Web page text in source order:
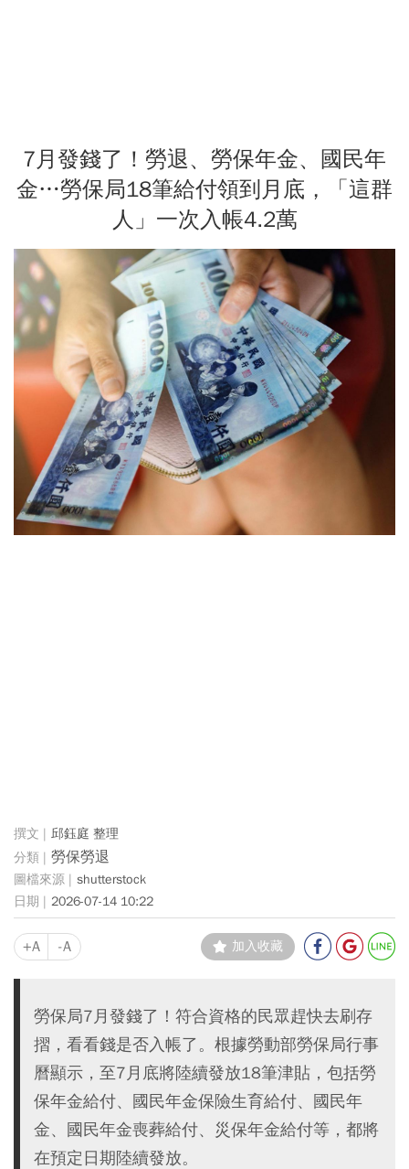
7月發錢了！勞退、勞保年金、國民年
金…勞保局18筆給付領到月底，「這群
人」一次入帳4.2萬
邱鈺庭 整理
勞保勞退
shutterstock
2026-07-14 10:22
+A -A 加入收藏
勞保局7月發錢了！符合資格的民眾趕快去刷存
摺，看看錢是否入帳了。根據勞動部勞保局行事
曆顯示，至7月底將陸續發放18筆津貼，包括勞
保年金給付、國民年金保險生育給付、國民年
金、國民年金喪葬給付、災保年金給付等，都將
在預定日期陸續發放。